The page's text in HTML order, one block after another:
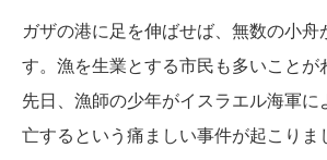
ガザの港に足を伸ばせば、無数の小舟
す。漁を生業とする市民も多いことが
先日、漁師の少年がイスラエル海軍に
亡するという痛ましい事件が起こりま